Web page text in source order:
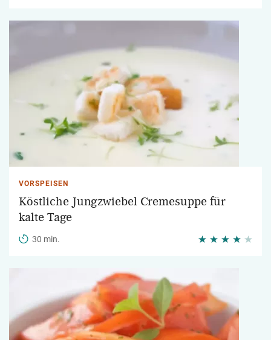
VORSPEISEN
Köstliche Jungzwiebel Cremesuppe für
kalte Tage
30 min.